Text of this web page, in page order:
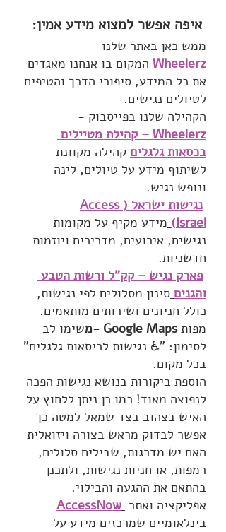
איפה אפשר למצוא מידע אמין:
ממש כאן באתר שלנו -
Wheelerz המקום בו אנחנו מאגדים
את כל המידע, סיפורי הדרך והטיפים
לטיולים נגישים.
הקהילה שלנו בפייסבוק -
Wheelerz – קהילת מטיילי
ם
בכסאות גלגלים קהילה מקוונת
לשיתוף מידע על טיולים, לינה
ונופש נגיש.
נגישות ישראל (Access
Israel) מידע מקיף על מקומות
נגישים, אירועים, מדריכים ויוזמות
חדשניות.
פארק נגיש – קק"ל ורשות הטבע
והגנים סינון מסלולים לפי נגישות,
כולל חניונים ושירותים מותאמים.
מפות Google Maps -מ
שימו לב
לסימון: "♿ נגישות לכיסאות גלגלים"
בכל מקום.
הוספת ביקורות בנושא נגישות הפכה
לנפוצה מאוד! כמו כן ניתן ללחוץ על
האיש בצהוב בצד שמאל למטה כך
אפשר לבדוק מראש בצורה ויזואלית
האם יש מדרגות, שבילים סלולים,
רמפות, או חניות נגישות, ולתכנן
בהתאם את ההגעה והבילוי.
AccessNow אפליקציה ואתר
בינלאומיים שמרכזים מידע על